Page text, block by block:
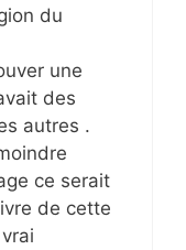
du
une
des
autres .
ce serait
de cette